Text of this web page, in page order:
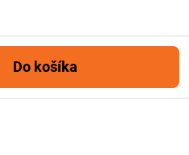
Do košíka